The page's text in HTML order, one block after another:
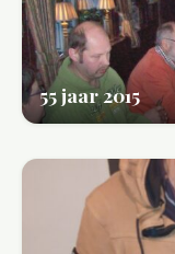
55 jaar 2015